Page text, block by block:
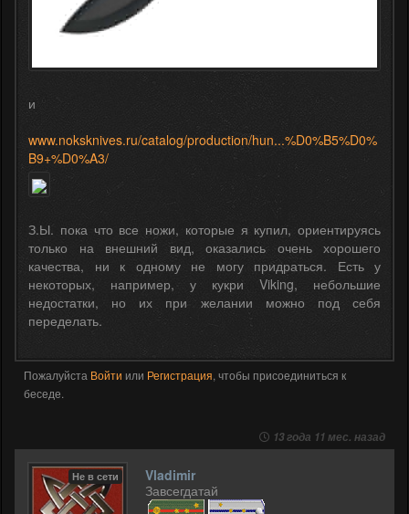
и
www.noksknives.ru/catalog/production/hun...%D0%B5%D0%
B9+%D0%A3/
З.Ы. пока что все ножи, которые я купил, ориентируясь
только на внешний вид, оказались очень хорошего
качества, ни к одному не могу придраться. Есть у
некоторых, например, у кукри Viking, небольшие
недостатки, но их при желании можно под себя
переделать.
Пожалуйста Войти или Регистрация, чтобы присоединиться к
беседе.
13 года 11 мес. назад
Не в сети
Vladimir
Завсегдатай